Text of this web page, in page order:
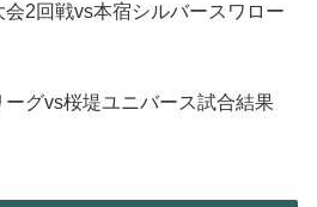
2回戦vs本宿シルバースワロー
グvs桜堤ユニバース試合結果